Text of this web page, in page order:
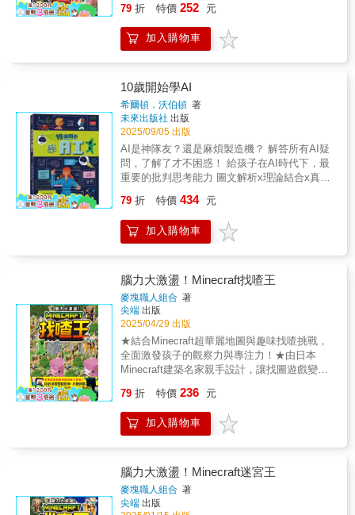
你全面了解方塊世界運作的唯一密碼。想要一
次解密所有神祕物品的用途，並擁有這份超越
所有人的最強資料庫嗎？快拿起這本專為冒險
有多厲害？隨便翻一頁都讓你尖叫！不信嗎？
次挖礦都要跑好遠？書中教你打造「自動礦石
傳送系統」，礦石挖完直接送回地面！還教你
如何利用雪人「無限獲取雪球」，讓你的彈藥
箱永遠塞滿滿！建築黑科技：想蓋秘密基地？
你可以學會利用「書本位置」啟動的隱藏門，
或是利用粉雪製作只有你知道的隱藏通道，讓
你的寶藏絕對不會被朋友發現。 甚至連「即使
在陸地上也能獲得海靈祝福」這種違背常理的
神奇技巧，這本書都幫你準備好了！⚔️ 讓你從
從容容，游刃有餘！不要再像無頭蒼蠅一樣在
麥塊世界裡亂撞了！掌握了這 1200 個以上的年
度密技，不管是要單挑凋零怪、還是要打造全
世界最壯觀的紅石空中火車，你都能展現大師
風範，在任何危機時刻都能「從從容容，游刃
有餘」！這不只是一本書，它是你在麥塊世界
鱩‍頽鱧‍頽鱦 給家長的安心推薦（為什麼這本書
值得買？）家長您好，如果您的小朋友熱愛
Minecraft，這本書將是從「單純玩遊戲」轉向
「邏輯思考與解決問題」的最佳助教：提升邏
輯力：第四章的紅石機關教學，實際上就是基
礎的邏輯閘與自動化設計，能啟發孩子的工程
思維。訓練解決問題：書中針對遊戲中的各種
困境提供多樣化的解決方案，鼓勵孩子自主尋
找答案。減少挫折感：詳盡的步驟能讓孩子在
何達成目標。內容健康：針對最新版本編寫，
內容純淨，專注於技巧與創造力的發揮。
為了勝利全力以赴！頽鲡 策略與智慧！ 詳細圖
解每一場戰鬥的精彩過程與勝負關鍵，讓你身
歷其境，學習怪物的戰鬥智慧！頽鶼️ 圖文並
內容！ MINECRAFT書籍中首次以淘汰賽形式
呈現怪物對戰，充滿變數與樂趣！頽鱑 最強
MINECRAFT怪物王大圖鑑：超激鬥開幕！這
不是一場普通的打怪！這是一場決定誰是王者
的榮耀之戰！MINECRAFT世界最強的48位怪
物戰士已經集結完畢，他們將遵循嚴苛的淘汰
賽規則，為爭奪「怪物王」的至高榮譽展開一
連串的超激戰！準備好見證你從未想像過的怪
物對決了嗎？這本書的精髓，就是看這些怪物
絕招！ 無論是殭屍運用戰術與武器、苦力怕精
心策劃自爆時機、甚至有些怪物還能召喚同伴
一同作戰，他們在規則（如：離開場地即落
致，只為了那唯一的晉級資格！從第1輪的激烈
單挑（例如：惡魂 vs 烈焰使者），到爭奪榮譽
的季軍賽，直到最終的王者決戰，每一場戰鬥
都充滿變數，緊張到讓你手心冒汗！所有晉級
的勝者在下一戰前都會恢復滿血，讓他們以最
佳狀態展開新一輪戰鬥！這本《最強
MINECRAFT怪物王大圖鑑》將會用最生動的
精彩細節與勝負玄機！加入這場熱血沸騰的對
決，感受怪物們永不放棄的戰鬥決心，見證最
強王者的誕生吧！
79 折 特價 252 元
加入購物車
10歲開始學AI
希爾頓．沃伯頓 著
未來出版社 出版
2025/09/05 出版
AI是神隊友？還是麻煩製造機？ 解答所有AI疑
問，了解了才不困惑！ 給孩子在AI時代下，最
重要的批判思考能力 圖文解析x理論結合x真實
多好奇】 • AI 會變得比人類更聰明嗎？ • AI 真
的無所不能？它說的都是對的嗎？ • 為什麼不
能用 ChatGPT 來寫作業？ • AI 改變了我們的
解答 AI 的過去、現在和可能的未來】 • AI 如
何從電腦跨入人工智慧？ • 除了掃地機器人、
聊天機器人、自動駕駛車……，我們的生活和
社會裡已經運用了哪些 AI？ 【AI 雖然萬能，
卻也伴隨著各種風險】 • 社群媒體的同溫層效
應是什麼意思？ • 如何打造沒有偏見的預測系
統？ • 教室裡可以利用的 AI 工具有哪些？ • 真
人老師會被 AI 淘汰嗎？ • AI 強大的數據和運
算能力，未來也許可以解決地球的環境危機，
不管你是10歲、20歲……，都應該來認識 AI 這
個新朋友。 〈10歲開始學〉是孩子的第一套跨
領域素養小百科。 訓練孩子獨立思考的能力，
律ヽ政治ヽ科學等現代公民基本素養。 【AI專
家推薦】 這是一本適合孩子自學或親子共
讀的第一本AI書。從什麼是 AI、AI 有什麼用
79 折 特價 434 元
加入購物車
腦力大激盪！Minecraft找喳王
麥塊職人組合 著
尖端 出版
2025/04/29 出版
★結合Minecraft超華麗地圖與趣味找喳挑戰，
全面激發孩子的觀察力與專注力！ ★由日本
Minecraft建築名家親手設計，讓找圖遊戲變身
小學童打造的Minecraft找喳遊戲書，透過充滿
細節與巧思的場景設計，讓孩子在尋找圖像的
過程中不知不覺提升專注力與觀察力！ 本書所
的畫面，讓孩子彷彿走進真正的Minecraft世界
中展開冒險。任務包含找不同、找錯誤、找目
標等多元挑戰，搭配遊戲技巧小攻略，讓喜愛
Minecraft的孩子邊玩邊學，腦力大升級！ 書中
79 折 特價 236 元
加入購物車
腦力大激盪！Minecraft迷宮王
麥塊職人組合 著
尖端 出版